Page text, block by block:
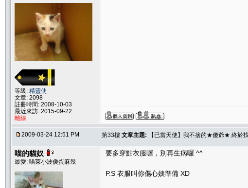
等級: 精靈使
文章: 2098
註冊時間: 2008-10-03
最近來訪: 2015-09-22
離線
2009-03-24 12:51 PM 第33樓 文章主題: 【已當天使】我不捨的★傻爺★ 終於
喵的貓奴
最愛: 喵萊小波傻蛋麻幾
要多穿點衣服喔，別再生病囉 ^^
P.S 衣服叫你傷心姨準備 XD